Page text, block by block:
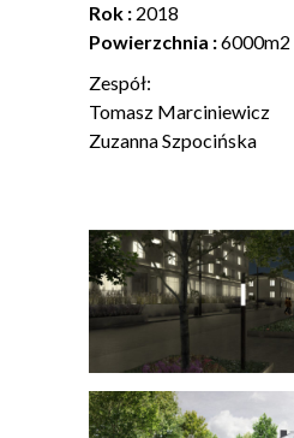
Rok : 2018
Powierzchnia :6000m2
Zespół:
Tomasz Marciniewicz
Zuzanna Szpocińska